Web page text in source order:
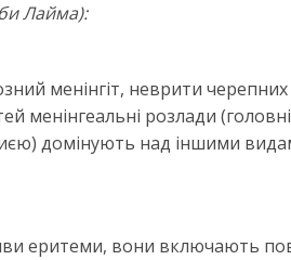
Лайма):
менінгіт, неврити черепних
менінгеальні розлади (головні
домінують над іншими
еритеми, вони включають